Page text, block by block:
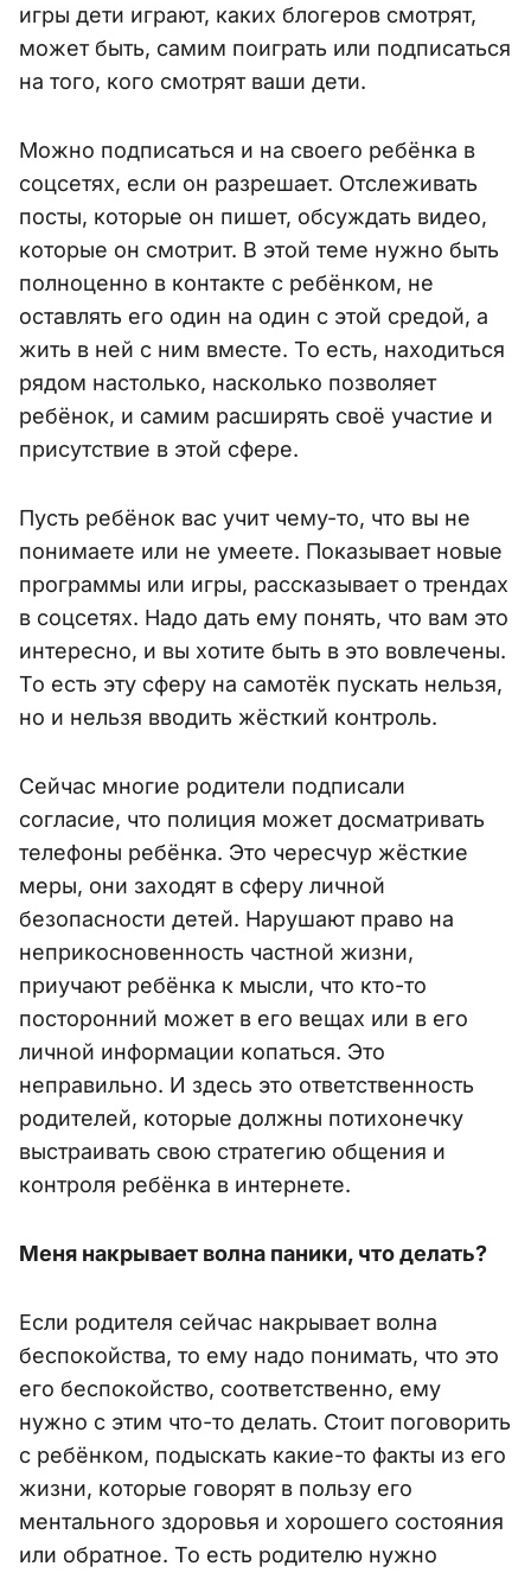
игры дети играют, каких блогеров смотрят,
может быть, самим поиграть или подписаться
на того, кого смотрят ваши дети.
Можно подписаться и на своего ребёнка в
соцсетях, если он разрешает. Отслеживать
посты, которые он пишет, обсуждать видео,
которые он смотрит. В этой теме нужно быть
полноценно в контакте с ребёнком, не
оставлять его один на один с этой средой, а
жить в ней с ним вместе. То есть, находиться
рядом настолько, насколько позволяет
ребёнок, и самим расширять своё участие и
присутствие в этой сфере.
Пусть ребёнок вас учит чему-то, что вы не
понимаете или не умеете. Показывает новые
программы или игры, рассказывает о трендах
в соцсетях. Надо дать ему понять, что вам это
интересно, и вы хотите быть в это вовлечены.
То есть эту сферу на самотёк пускать нельзя,
но и нельзя вводить жёсткий контроль.
Сейчас многие родители подписали
согласие, что полиция может досматривать
телефоны ребёнка. Это чересчур жёсткие
меры, они заходят в сферу личной
безопасности детей. Нарушают право на
неприкосновенность частной жизни,
приучают ребёнка к мысли, что кто-то
посторонний может в его вещах или в его
личной информации копаться. Это
неправильно. И здесь это ответственность
родителей, которые должны потихонечку
выстраивать свою стратегию общения и
контроля ребёнка в интернете.
Меня накрывает волна паники, что делать?
Если родителя сейчас накрывает волна
беспокойства, то ему надо понимать, что это
его беспокойство, соответственно, ему
нужно с этим что-то делать. Стоит поговорить
с ребёнком, подыскать какие-то факты из его
жизни, которые говорят в пользу его
ментального здоровья и хорошего состояния
или обратное. То есть родителю нужно